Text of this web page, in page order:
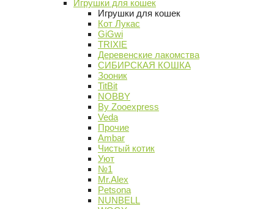
Игрушки для кошек
Игрушки для кошек
Кот Лукас
GiGwi
TRIXIE
Деревенские лакомства
СИБИРСКАЯ КОШКА
Зооник
TitBit
NOBBY
By Zooexpress
Veda
Прочие
Ambar
Чистый котик
Уют
№1
Mr.Alex
Petsona
NUNBELL